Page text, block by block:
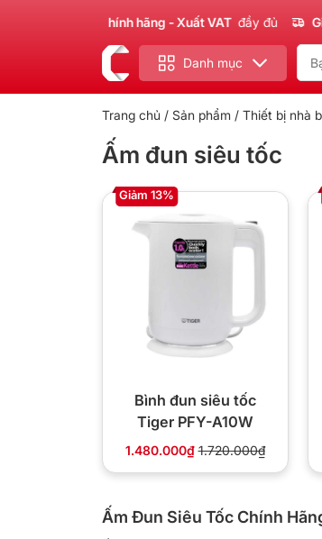
Chính hãng - Xuất VAT đầy đủ
Danh mục
Trang chủ / Sản phẩm / Thiết bị nhà
Ấm đun siêu tốc
Giảm 13%
Bình đun siêu tốc
Tiger PFY-A10W
1.480.000₫ 1.720.000₫
Ấm Đun Siêu Tốc Chính